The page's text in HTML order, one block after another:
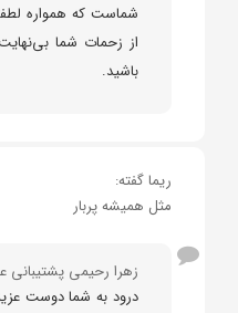
شماست که همواره
از زحمات شما
باشید.
ریما گفته:
مثل همیشه پربار
زهرا رحیمی پشتیبانی
درود به شما دوست